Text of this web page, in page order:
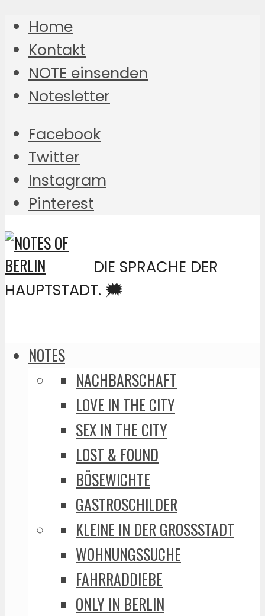
Home
Kontakt
NOTE einsenden
Notesletter
Facebook
Twitter
Instagram
Pinterest
DIE SPRACHE DER
HAUPTSTADT. 🗯️
NOTES
NACHBARSCHAFT
LOVE IN THE CITY
SEX IN THE CITY
LOST & FOUND
BÖSEWICHTE
GASTROSCHILDER
KLEINE IN DER GROSSSTADT
WOHNUNGSSUCHE
FAHRRADDIEBE
ONLY IN BERLIN